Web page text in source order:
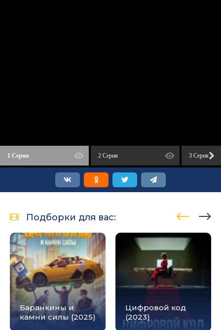
1 Серия 2 Серия 3 Серия
Подборки для вас:
Баранкины и
камни силы (2025)
Цифровой код
(2023)